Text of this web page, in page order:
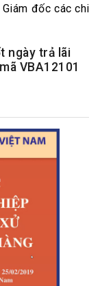
đốc các chi
ngày trả lãi
VBA12101